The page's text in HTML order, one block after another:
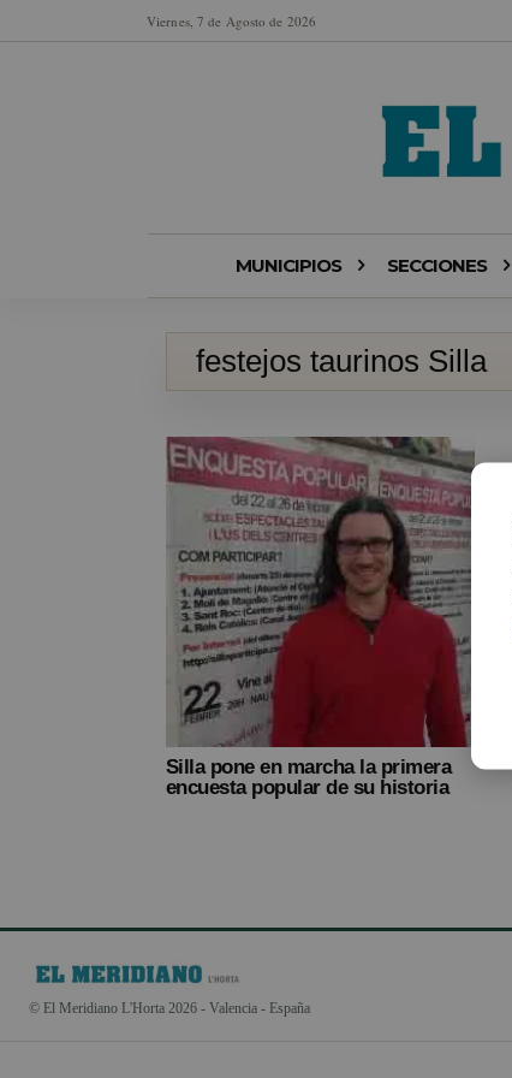
Viernes, 7 de Agosto de 2026
MUNICIPIOS SECCIONES
festejos taurinos Silla
Silla pone en marcha la primera
encuesta popular de su historia
© El Meridiano L'Horta 2026 - Valencia - España